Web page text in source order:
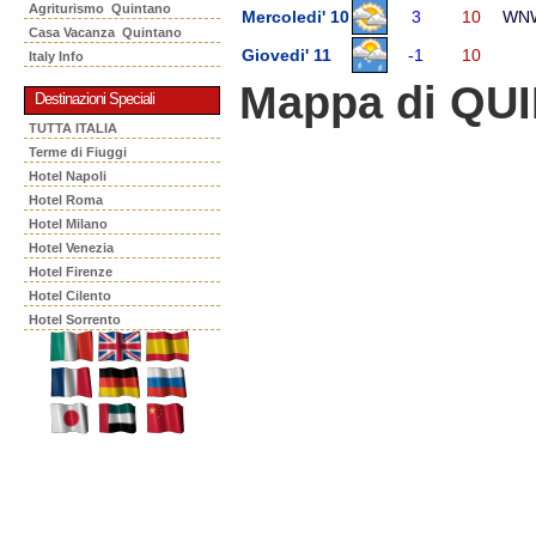
Agriturismo Quintano
Casa Vacanza Quintano
Italy Info
Destinazioni Speciali
TUTTA ITALIA
Terme di Fiuggi
Hotel Napoli
Hotel Roma
Hotel Milano
Hotel Venezia
Hotel Firenze
Hotel Cilento
Hotel Sorrento
Mercoledi' 10
3 10
Giovedi' 11
-1 10
Mappa di